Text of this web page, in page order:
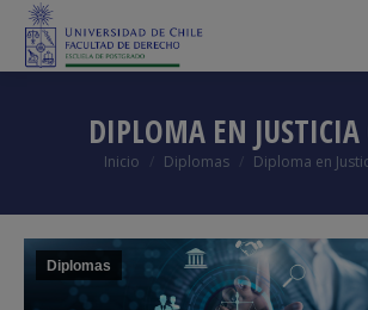
DIPLOMA EN
Estás aquí:
Inicio Diplomas Diploma en
Diplomas